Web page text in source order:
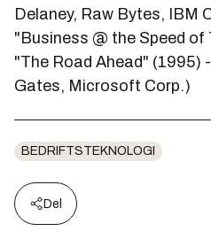
Delaney, Raw Bytes, IBM
"Business @ the Speed of
"The Road Ahead" (1995)
Gates, Microsoft Corp.)
BEDRIFTSTEKNOLOGI
Del